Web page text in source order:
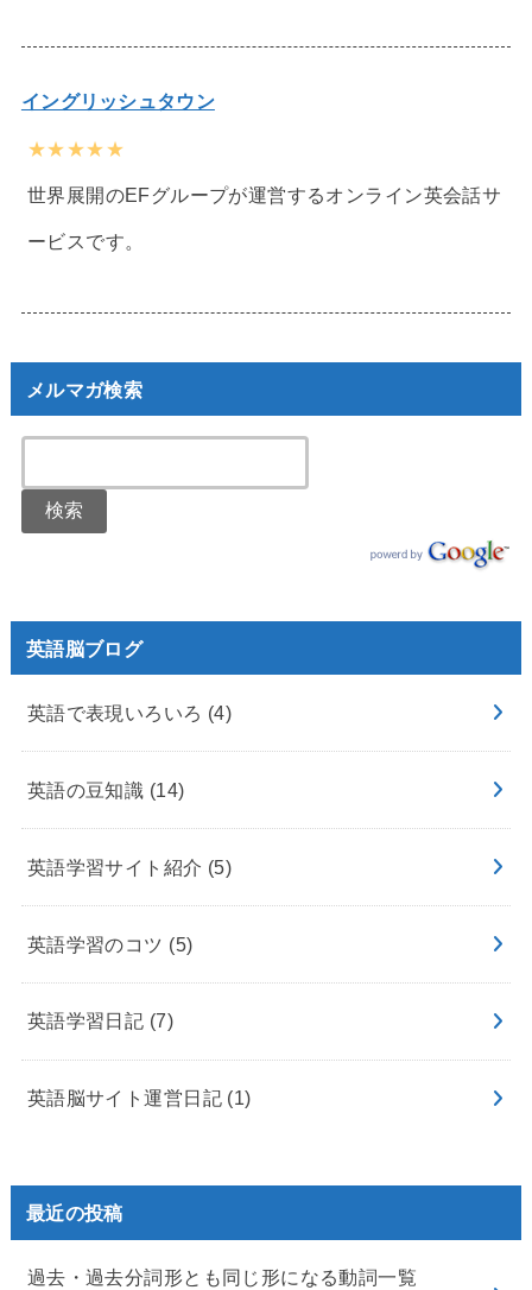
イングリッシュタウン
★★★★★
世界展開のEFグループが運営するオンライン英会話サ
ービスです。
メルマガ検索
英語脳ブログ
英語で表現いろいろ (4)
英語の豆知識 (14)
英語学習サイト紹介 (5)
英語学習のコツ (5)
英語学習日記 (7)
英語脳サイト運営日記 (1)
最近の投稿
過去・過去分詞形とも同じ形になる動詞一覧